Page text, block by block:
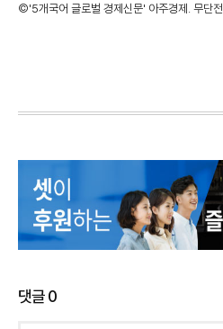
©'5개국어 글로벌 경제신문' 아주경제. 무단전
댓글0